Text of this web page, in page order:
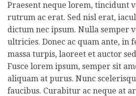
Praesent neque lorem, tincidunt
rutrum ac erat. Sed nisl erat,
dictum nec ipsum. Nulla semper
ultricies. Donec ac quam ante, in
massa turpis, laoreet et auctor
Fusce lorem ipsum, semper sit
aliquam at purus. Nunc
faucibus. Curabitur ac neque at